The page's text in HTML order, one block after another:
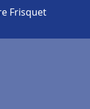
Frisquet